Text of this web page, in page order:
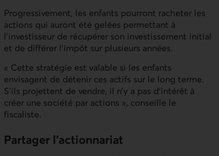
Progressivement, les enfants pourront racheter les
actions qui auront été gelées permettant à
l’investisseur de récupérer son investissement initial
et de différer l’impôt sur plusieurs années.
« Cette stratégie est valable si les enfants
envisagent de détenir ces actifs sur le long terme.
S’ils projettent de vendre, il n’y a pas d’intérêt à
créer une société par actions », conseille le
fiscaliste.
Partager l’actionnariat